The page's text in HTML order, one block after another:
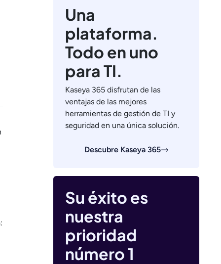
Una
plataforma.
Todo en uno
para TI.
Kaseya 365 disfrutan de las
ventajas de las mejores
herramientas de gestión de TI y
seguridad en una única solución.
Descubre Kaseya 365
Su éxito es
nuestra
prioridad
número 1